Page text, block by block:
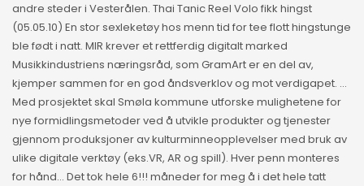
andre steder i Vesterålen. Thai Tanic Reel Volo fikk hingst
(05.05.10) En stor sexleketøy hos menn tid for tee flott hingstunge
ble født i natt. MIR krever et rettferdig digitalt marked
Musikkindustriens næringsråd, som GramArt er en del av,
kjemper sammen for en god åndsverklov og mot verdigapet. …
Med prosjektet skal Smøla kommune utforske mulighetene for
nye formidlingsmetoder ved å utvikle produkter og tjenester
gjennom produksjoner av kulturminneopplevelser med bruk av
ulike digitale verktøy (eks.VR, AR og spill). Hver penn monteres
for hånd… Det tok hele 6!!! måneder for meg å i det hele tatt